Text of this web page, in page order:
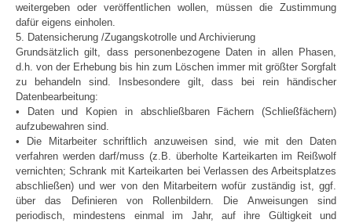
weitergeben oder veröffentlichen wollen, müssen die Zustimmung
dafür eigens einholen.
5. Datensicherung /Zugangskotrolle und Archivierung
Grundsätzlich gilt, dass personenbezogene Daten in allen Phasen,
d.h. von der Erhebung bis hin zum Löschen immer mit größter Sorgfalt
zu behandeln sind. Insbesondere gilt, dass bei rein händischer
Datenbearbeitung:
• Daten und Kopien in abschließbaren Fächern (Schließfächern)
aufzubewahren sind.
• Die Mitarbeiter schriftlich anzuweisen sind, wie mit den Daten
verfahren werden darf/muss (z.B. überholte Karteikarten im Reißwolf
vernichten; Schrank mit Karteikarten bei Verlassen des Arbeitsplatzes
abschließen) und wer von den Mitarbeitern wofür zuständig ist, ggf.
über das Definieren von Rollenbildern. Die Anweisungen sind
periodisch, mindestens einmal im Jahr, auf ihre Gültigkeit und